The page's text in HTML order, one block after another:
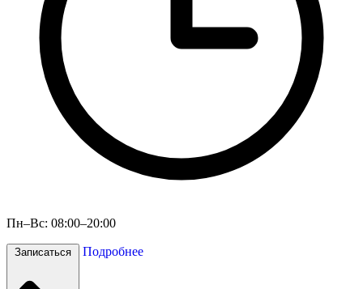
Пн–Вс: 08:00–20:00
Записаться Подробнее